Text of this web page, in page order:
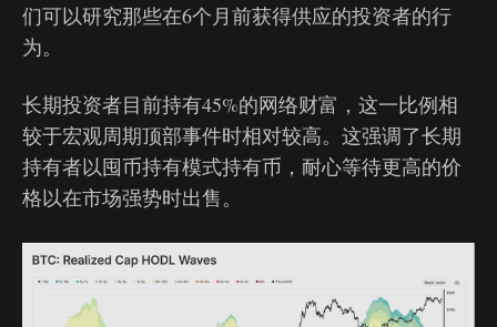
们可以研究那些在6个月前获得供应的投资者的行
为。
长期投资者目前持有45%的网络财富，这一比例相
较于宏观周期顶部事件时相对较高。这强调了长期
持有者以囤币持有模式持有币，耐心等待更高的价
格以在市场强势时出售。